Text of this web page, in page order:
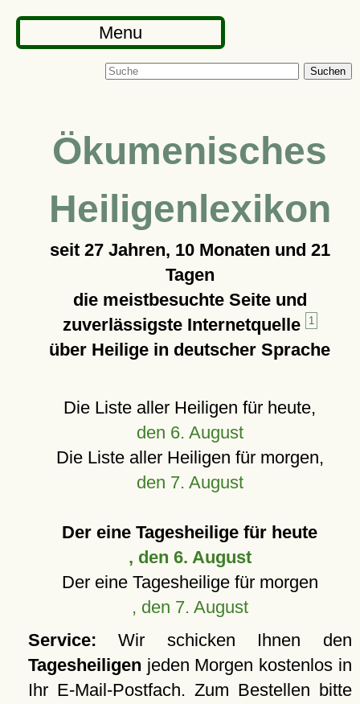
Menu
Suchen
Ökumenisches
Heiligenlexikon
seit 27 Jahren, 10 Monaten und 21
Tagen
die meistbesuchte Seite und
zuverlässigste Internetquelle
1
über Heilige in deutscher Sprache
Die Liste aller Heiligen für heute,
den 6. August
Die Liste aller Heiligen für morgen,
den 7. August
Der eine Tagesheilige für heute
, den 6. August
Der eine Tagesheilige für morgen
, den 7. August
Service: Wir schicken Ihnen den
Tagesheiligen jeden Morgen kostenlos in
Ihr E-Mail-Postfach. Zum Bestellen bitte